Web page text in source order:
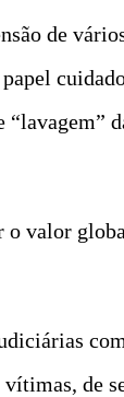
de
valor
de